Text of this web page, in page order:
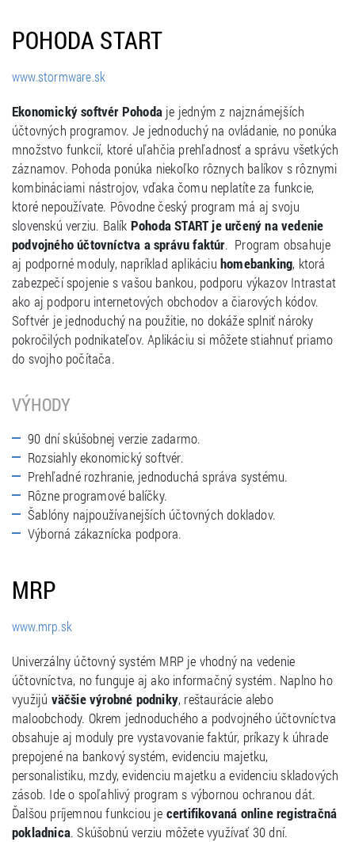
POHODA START
www.stormware.sk
Ekonomický softvér Pohoda je jedným z najznámejších
účtovných programov. Je jednoduchý na ovládanie, no ponúka
množstvo funkcií, ktoré uľahčia prehľadnosť a správu všetkých
záznamov. Pohoda ponúka niekoľko rôznych balíkov s rôznymi
kombináciami nástrojov, vďaka čomu neplatíte za funkcie,
ktoré nepoužívate. Pôvodne český program má aj svoju
slovenskú verziu. Balík Pohoda START je určený na vedenie
podvojného účtovníctva a správu faktúr. Program obsahuje
aj podporné moduly, napríklad aplikáciu homebanking, ktorá
zabezpečí spojenie s vašou bankou, podporu výkazov Intrastat
ako aj podporu internetových obchodov a čiarových kódov.
Softvér je jednoduchý na použitie, no dokáže splniť nároky
pokročilých podnikateľov. Aplikáciu si môžete stiahnuť priamo
do svojho počítača.
VÝHODY
90 dní skúšobnej verzie zadarmo.
Rozsiahly ekonomický softvér.
Prehľadné rozhranie, jednoduchá správa systému.
Rôzne programové balíčky.
Šablóny najpoužívanejších účtovných dokladov.
Výborná zákaznícka podpora.
MRP
www.mrp.sk
Univerzálny účtovný systém MRP je vhodný na vedenie
účtovníctva, no funguje aj ako informačný systém. Naplno ho
využijú väčšie výrobné podniky, reštaurácie alebo
maloobchody. Okrem jednoduchého a podvojného účtovníctva
obsahuje aj moduly pre vystavovanie faktúr, príkazy k úhrade
prepojené na bankový systém, evidenciu majetku,
personalistiku, mzdy, evidenciu majetku a evidenciu skladových
zásob. Ide o spoľahlivý program s výbornou ochranou dát.
Ďalšou príjemnou funkciou je certifikovaná online registračná
pokladnica. Skúšobnú verziu môžete využívať 30 dní.